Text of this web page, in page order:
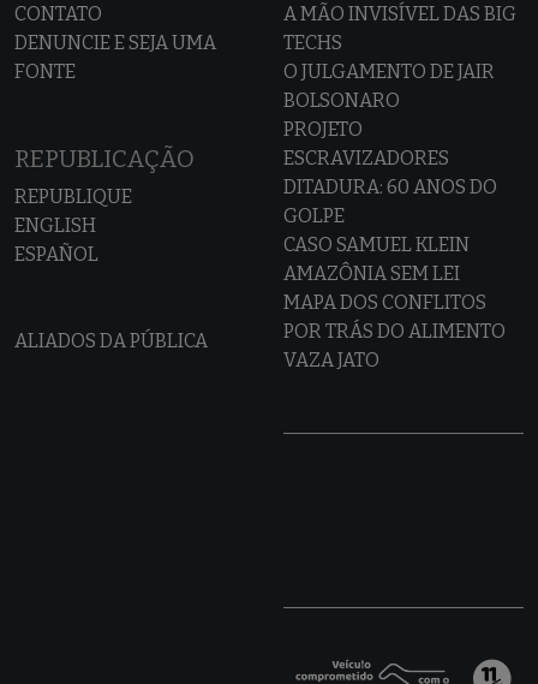
CONTATO
DENUNCIE E SEJA UMA
FONTE
REPUBLICAÇÃO
REPUBLIQUE
ENGLISH
ESPAÑOL
ALIADOS DA PÚBLICA
A MÃO INVISÍVEL DAS BIG
TECHS
O JULGAMENTO DE JAIR
BOLSONARO
PROJETO
ESCRAVIZADORES
DITADURA: 60 ANOS DO
GOLPE
CASO SAMUEL KLEIN
AMAZÔNIA SEM LEI
MAPA DOS CONFLITOS
POR TRÁS DO ALIMENTO
VAZA JATO